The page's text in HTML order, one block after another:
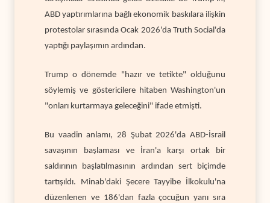
ABD yaptırımlarına bağlı ekonomik baskılara ilişkin
protestolar sırasında Ocak 2026'da Truth Social'da
yaptığı paylaşımın ardından.
Trump o dönemde "hazır ve tetikte" olduğunu
söylemiş ve göstericilere hitaben Washington'un
"onları kurtarmaya geleceğini" ifade etmişti.
Bu vaadin anlamı, 28 Şubat 2026'da ABD-İsrail
savaşının başlaması ve İran'a karşı ortak bir
saldırının başlatılmasının ardından sert biçimde
tartışıldı. Minab'daki Şecere Tayyibe İlkokulu'na
düzenlenen ve 186'dan fazla çocuğun yanı sıra